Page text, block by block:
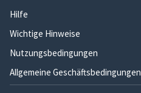
Hilfe
Wichtige Hinweise
Nutzungsbedingungen
Allgemeine Geschäftsbedingungen